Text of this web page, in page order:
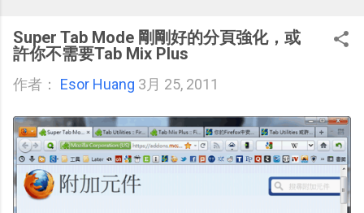
Super Tab Mode 剛剛好的分頁強化，或
許你不需要Tab Mix Plus
作者： Esor Huang 3月 25, 2011